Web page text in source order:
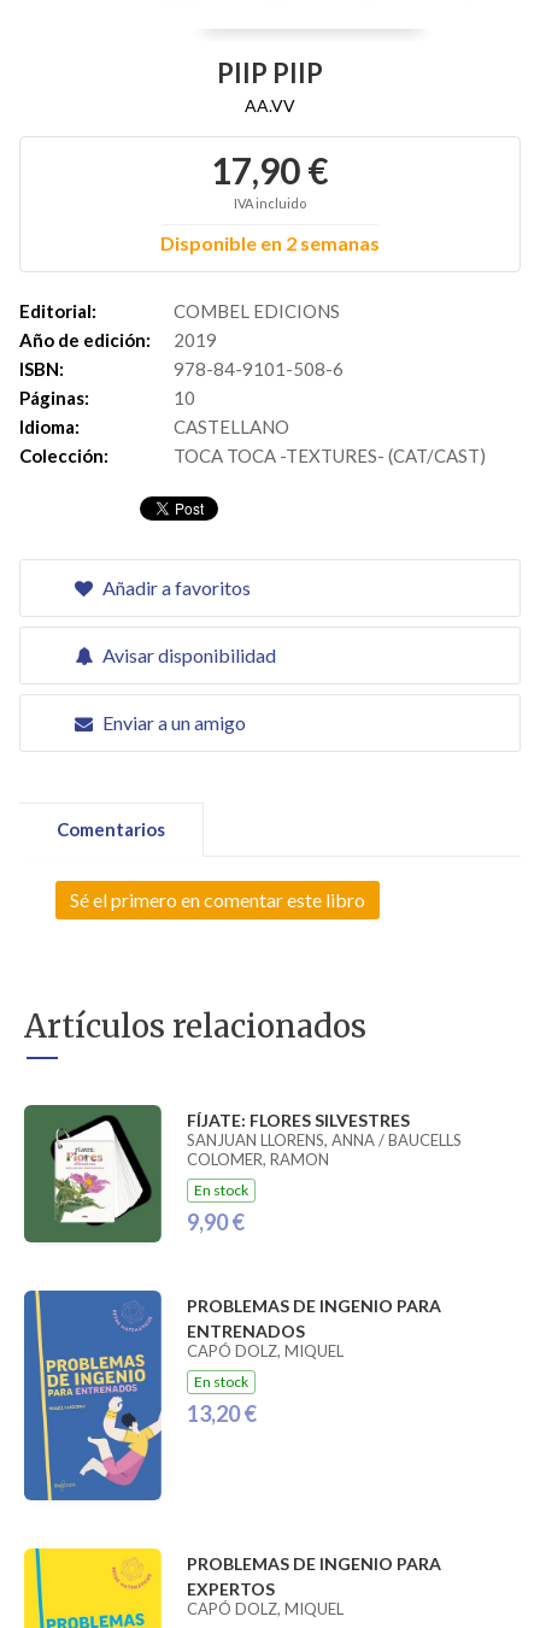
PIIP PIIP
AA.VV
17,90 €
IVA incluido
Disponible en 2 semanas
Editorial:
COMBEL EDICIONS
Año de edición:
2019
ISBN:
978-84-9101-508-6
Páginas:
10
Idioma:
CASTELLANO
Colección:
TOCA TOCA -TEXTURES- (CAT/CAST)
Añadir a favoritos
Avisar disponibilidad
Enviar a un amigo
Comentarios
Sé el primero en comentar este libro
Artículos relacionados
FÍJATE: FLORES SILVESTRES
SANJUAN LLORENS, ANNA / BAUCELLS
COLOMER, RAMON
En stock
9,90 €
PROBLEMAS DE INGENIO PARA
ENTRENADOS
CAPÓ DOLZ, MIQUEL
En stock
13,20 €
PROBLEMAS DE INGENIO PARA
EXPERTOS
CAPÓ DOLZ, MIQUEL